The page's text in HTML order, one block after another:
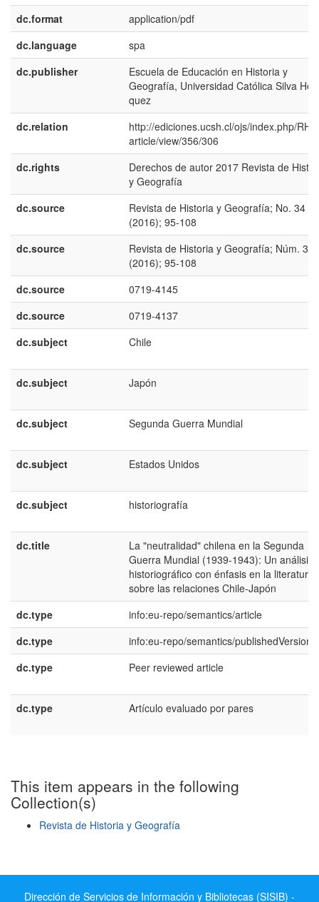
dc.format
application/pdf
dc.language
spa
dc.publisher
Escuela de Educación en Historia y
Geografí­a, Universidad Católica Silva
quez
dc.relation
http://ediciones.ucsh.cl/ojs/index.php/
article/view/356/306
dc.rights
Derechos de autor 2017 Revista de
y Geografí­a
dc.source
Revista de Historia y Geografí­a; No. 34
(2016); 95-108
dc.source
Revista de Historia y Geografí­a; Núm. 34
(2016); 95-108
dc.source
0719-4145
dc.source
0719-4137
dc.subject
Chile
dc.subject Japón
dc.subject Segunda Guerra Mundial
dc.subject Estados Unidos
dc.subject historiografí­a
dc.title
La "neutralidad" chilena en la Segunda
Guerra Mundial (1939-1943): Un análisis
historiográfico con énfasis en la literatura
sobre las relaciones Chile-Japón
dc.type
info:eu-repo/semantics/article
dc.type
info:eu-repo/semantics/publishedVersion
dc.type
Peer reviewed article
dc.type Artí­culo evaluado por pares
This item appears in the following
Collection(s)
Revista de Historia y Geografía
Dirección de Servicios de Información y Bibliotecas (SISIB) -